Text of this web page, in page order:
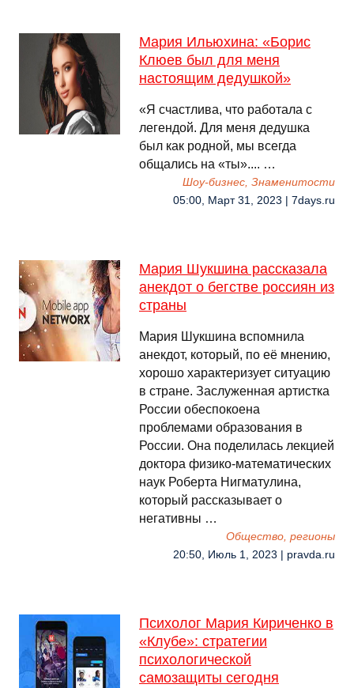
Мария Ильюхина: «Борис
Клюев был для меня
настоящим дедушкой»
«Я счастлива, что работала с
легендой. Для меня дедушка
был как родной, мы всегда
общались на «ты».... …
Шоу-бизнес, Знаменитости
05:00, Март 31, 2023 | 7days.ru
Мария Шукшина рассказала
анекдот о бегстве россиян из
страны
Мария Шукшина вспомнила
анекдот, который, по её мнению,
хорошо характеризует ситуацию
в стране. Заслуженная артистка
России обеспокоена
проблемами образования в
России. Она поделилась лекцией
доктора физико-математических
наук Роберта Нигматулина,
который рассказывает о
негативны …
Общество, регионы
20:50, Июль 1, 2023 | pravda.ru
Психолог Мария Кириченко в
«Клубе»: стратегии
психологической
самозащиты сегодня